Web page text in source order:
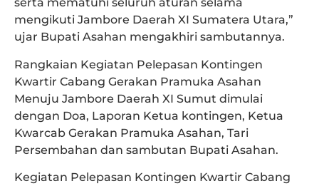
mengikuti Jambore Daerah XI Sumatera Utara,”
ujar Bupati Asahan mengakhiri sambutannya.
Rangkaian Kegiatan Pelepasan Kontingen
Kwartir Cabang Gerakan Pramuka Asahan
Menuju Jambore Daerah XI Sumut dimulai
dengan Doa, Laporan Ketua kontingen, Ketua
Kwarcab Gerakan Pramuka Asahan, Tari
Persembahan dan sambutan Bupati Asahan.
Kegiatan Pelepasan Kontingen Kwartir Cabang